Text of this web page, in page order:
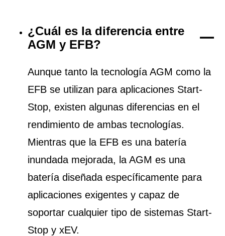
¿Cuál es la diferencia entre
AGM y EFB?
Aunque tanto la tecnología AGM como la
EFB se utilizan para aplicaciones Start-
Stop, existen algunas diferencias en el
rendimiento de ambas tecnologías.
Mientras que la EFB es una batería
inundada mejorada, la AGM es una
batería diseñada específicamente para
aplicaciones exigentes y capaz de
soportar cualquier tipo de sistemas Start-
Stop y xEV.